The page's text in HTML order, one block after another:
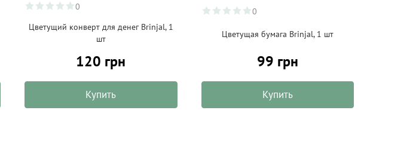
0
Цветущий конверт для денег Brinjal, 1
шт
120 грн
Купить
0
Цветущая бумага Brinjal, 1 шт
99 грн
Купить